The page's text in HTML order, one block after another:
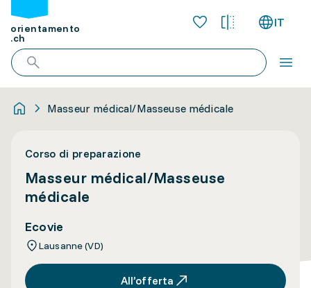
orientamento
.ch
IT
Masseur médical/Masseuse médicale
Corso di preparazione
Masseur médical/Masseuse
médicale
Ecovie
Lausanne (VD)
All’offerta